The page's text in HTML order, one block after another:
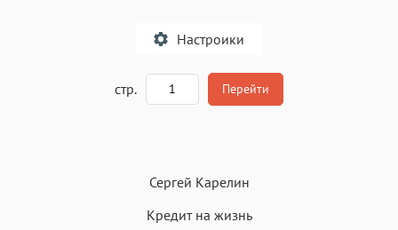
Настроики
стр. Перейти
Сергей Карелин
Кредит на жизнь